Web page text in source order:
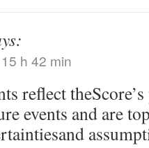
h 42 min
reflect
events and are